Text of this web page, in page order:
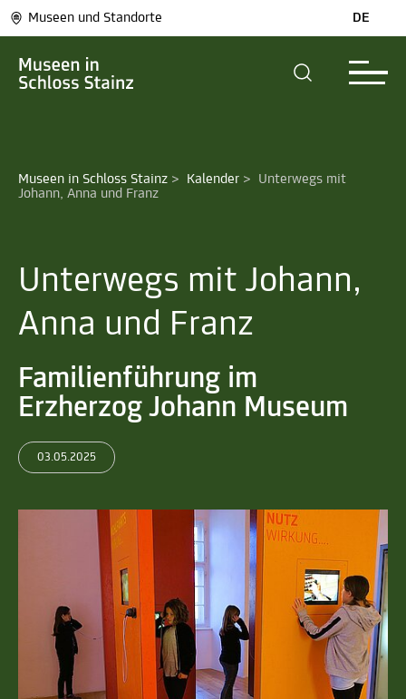
Museen und Standorte DE
Museen in Schloss Stainz > Kalender > Unterwegs mit
Johann, Anna und Franz
Unterwegs mit Johann,
Anna und Franz
Familienführung im
Erzherzog Johann Museum
03.05.2025